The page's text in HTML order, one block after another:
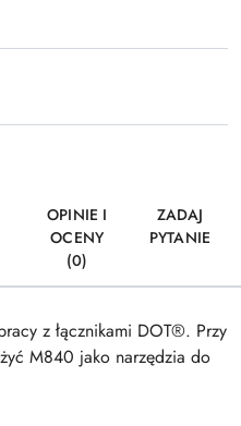
OPINIE I
OCENY
(0)
ZADAJ
PYTANIE
z łącznikami DOT®. Przy
M840 jako narzędzia do